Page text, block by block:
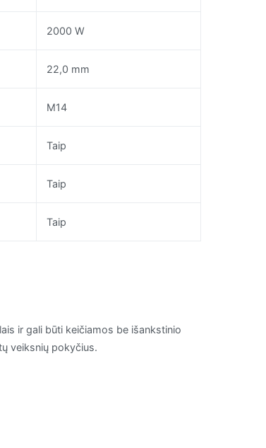
2000 W
22,0 mm
M14
Taip
Taip
Taip
ir gali būti keičiamos be išankstinio
veiksnių pokyčius.